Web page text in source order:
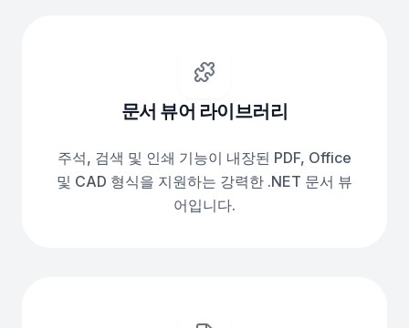
문서 뷰어 라이브러리
주석, 검색 및 인쇄 기능이 내장된 PDF, Office
및 CAD 형식을 지원하는 강력한 .NET 문서 뷰
어입니다.